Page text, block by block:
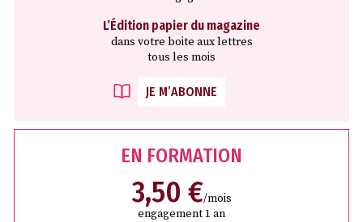
L’Édition papier du magazine
dans votre boite aux lettres
tous les mois
JE M’ABONNE
EN FORMATION
3,50 €/mois
engagement 1 an